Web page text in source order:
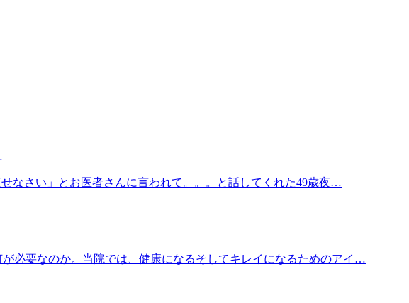
なさい」とお医者さんに言われて。。。と話してくれた49歳夜…
必要なのか。当院では、健康になるそしてキレイになるためのアイ…